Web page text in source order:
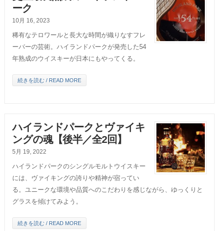
ーク
10月 16, 2023
稀有なテロワールと長大な時間が織りなすフレ
ーバーの芸術。ハイランドパークが発売した54
年熟成のウイスキーが日本にもやってくる。
続きを読む / READ MORE
ハイランドパークとヴァイキ
ングの魂【後半／全2回】
5月 19, 2022
ハイランドパークのシングルモルトウイスキー
には、ヴァイキングの誇りや精神が宿ってい
る。ユニークな環境や品質へのこだわりを感じながら、ゆっくりと
グラスを傾けてみよう。
続きを読む / READ MORE